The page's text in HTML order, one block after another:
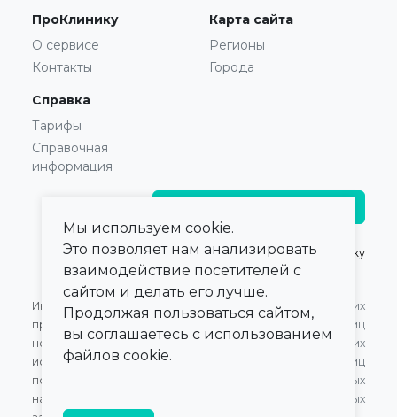
ПроКлинику
О сервисе
Контакты
Карта сайта
Регионы
Города
Справка
Тарифы
Справочная
информация
© 2021 — 2026,ПроКлинику
Информация,
представленная на сайте,
не может быть
использована для
постановки диагноза,
назначения лечения и не
Оферта для Юридических
лиц
Оферта для Физических
лиц
Обработка персональных
данных
Мы используем cookie.
Это позволяет нам анализировать
взаимодействие посетителей с
сайтом и делать его лучше.
Продолжая пользоваться сайтом,
вы соглашаетесь с использованием
файлов cookie.